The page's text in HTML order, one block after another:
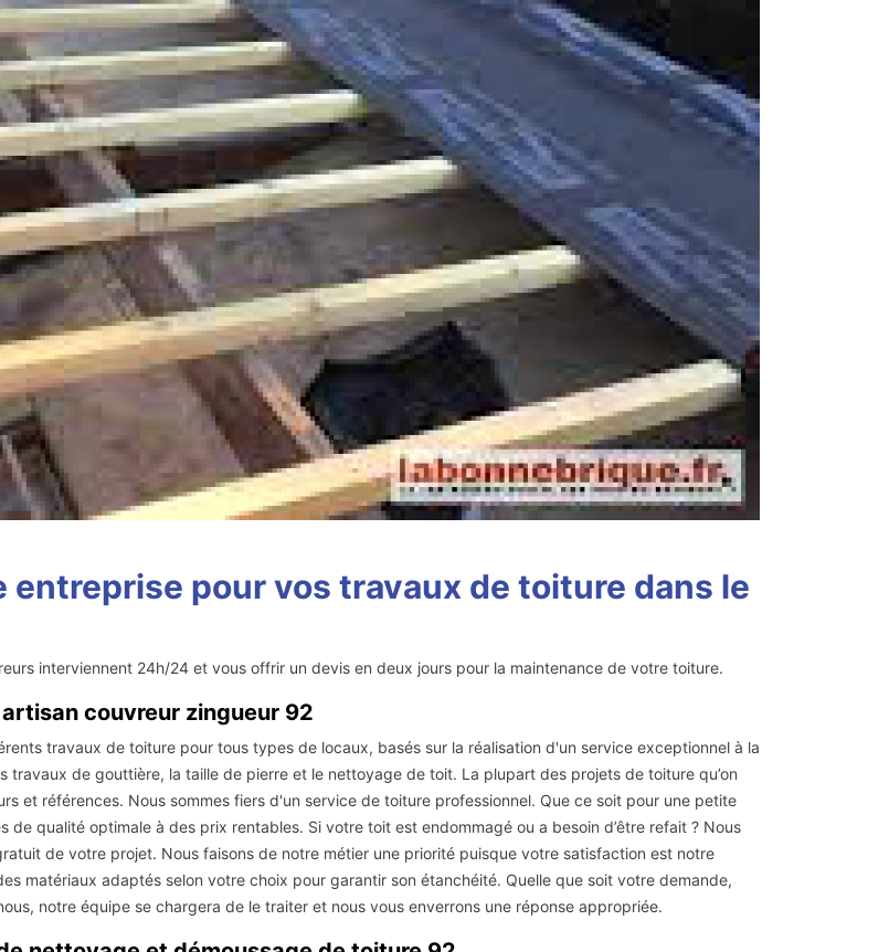
entreprise pour vos travaux de toiture dans le
interviennent 24h/24 et vous offrir un devis en deux jours pour la maintenance de votre toiture.
couvreur zingueur 92
travaux de toiture pour tous types de locaux, basés sur la réalisation d'un service exceptionnel à la
travaux de gouttière, la taille de pierre et le nettoyage de toit. La plupart des projets de toiture qu’on
et références. Nous sommes fiers d'un service de toiture professionnel. Que ce soit pour une petite
qualité optimale à des prix rentables. Si votre toit est endommagé ou a besoin d’être refait ? Nous
de votre projet. Nous faisons de notre métier une priorité puisque votre satisfaction est notre
matériaux adaptés selon votre choix pour garantir son étanchéité. Quelle que soit votre demande,
notre équipe se chargera de le traiter et nous vous enverrons une réponse appropriée.